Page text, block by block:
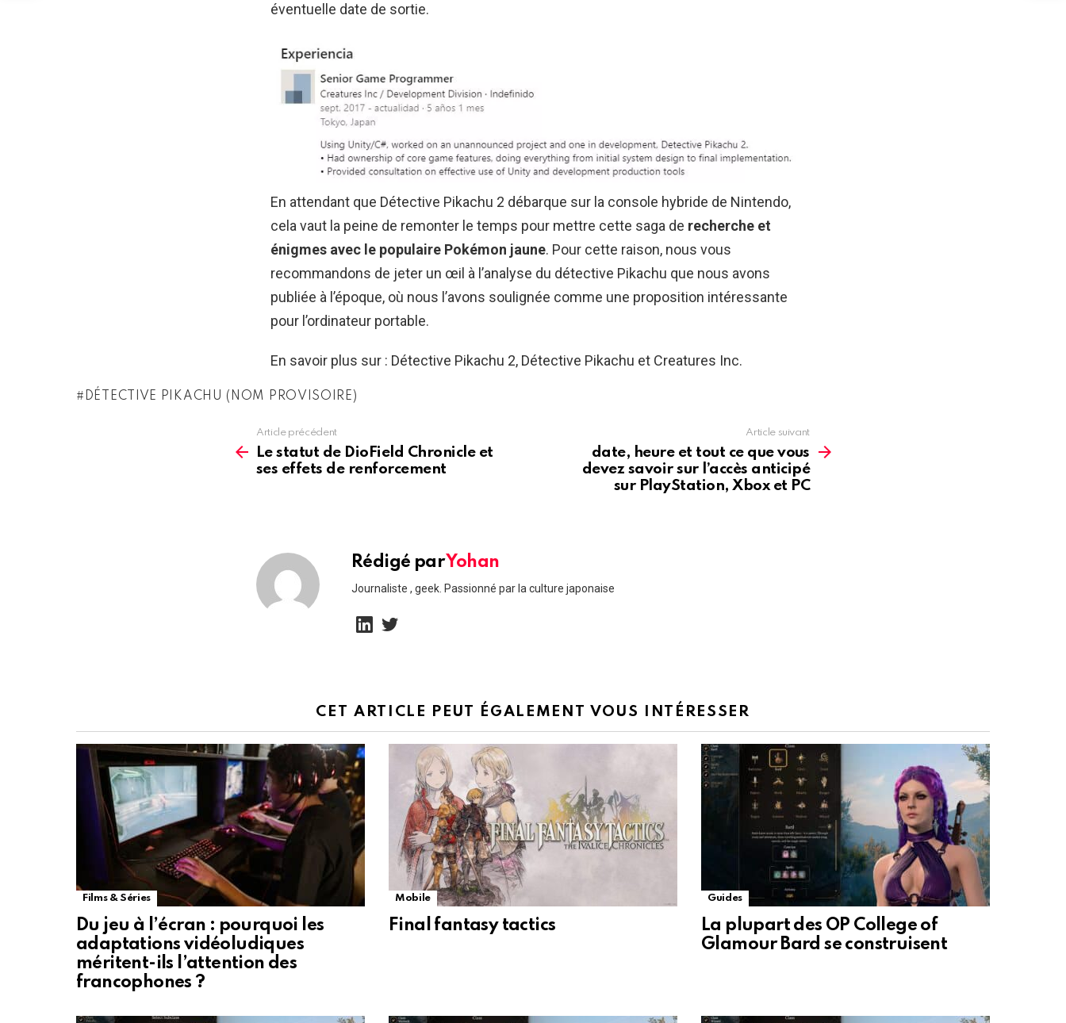
éventuelle date de sortie.
En attendant que Détective Pikachu 2 débarque sur la console hybride de Nintendo,
cela vaut la peine de remonter le temps pour mettre cette saga de recherche et
énigmes avec le populaire Pokémon jaune. Pour cette raison, nous vous
recommandons de jeter un œil à l’analyse du détective Pikachu que nous avons
publiée à l’époque, où nous l’avons soulignée comme une proposition intéressante
pour l’ordinateur portable.
En savoir plus sur : Détective Pikachu 2, Détective Pikachu et Creatures Inc.
DÉTECTIVE PIKACHU (NOM PROVISOIRE)
more
Article précédent
Le statut de DioField Chronicle et
ses effets de renforcement
Article suivant
date, heure et tout ce que vous
devez savoir sur l’accès anticipé
sur PlayStation, Xbox et PC
Rédigé parYohan
Journaliste , geek. Passionné par la culture japonaise
linkedin
CET ARTICLE PEUT ÉGALEMENT VOUS INTÉRESSER
Films & Séries
Du jeu à l’écran : pourquoi les
adaptations vidéoludiques
méritent-ils l’attention des
francophones ?
Mobile
Final fantasy tactics
Guides
La plupart des OP College of
Glamour Bard se construisent